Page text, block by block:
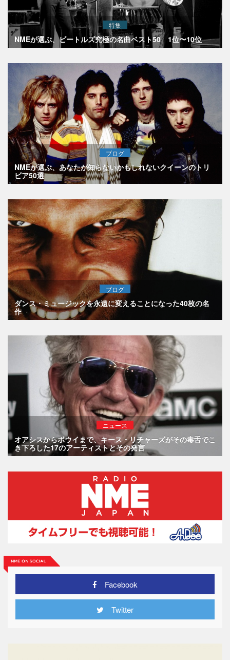
特集
NMEが選ぶ、ビートルズ究極の名曲ベスト50 1位〜10位
ブログ
NMEが選ぶ、あなたが知らないかもしれないクイーンのトリ
ビア50選
ブログ
ダンス・ミュージックを永遠に変えることになった40枚の名
作
ニュース
オアシスからボウイまで、キース・リチャーズがその毒舌でこ
き下ろした17のアーティストとその発言
Facebook
Twitter